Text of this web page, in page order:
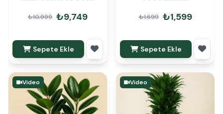
₺10,999 ₺9,749
Sepete Ekle
₺1,699 ₺1,599
Sepete Ekle
Video Video